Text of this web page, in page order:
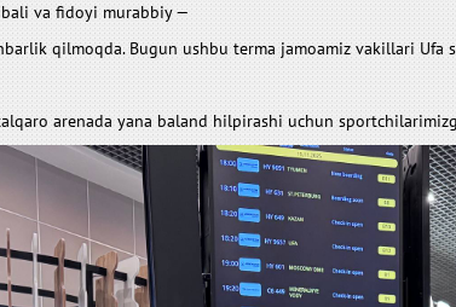
va fidoyi murabbiy —
qilmoqda. Bugun ushbu terma jamoamiz vakillari Ufa
arenada yana baland hilpirashi uchun